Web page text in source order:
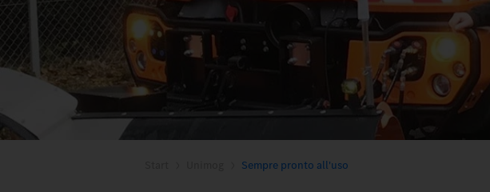
Sempre pronto all'uso